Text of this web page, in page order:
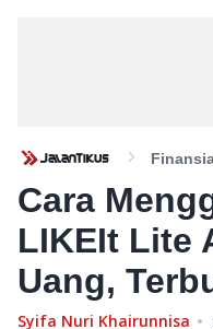
Cara
LIKEIt Lite
Uang,
Syifa Nuri Khairunnisa